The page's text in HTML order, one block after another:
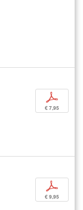
p
€ 7,95
p
€ 9,95